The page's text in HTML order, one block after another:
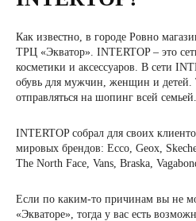
Как известно, в городе Ровно
ТРЦ «Экватор». INTERTOP – это
косметики и аксессуаров. В сети
обувь для мужчин, женщин и детей.
отправляться на шопинг всей семьей.
INTERTOP собрал для своих
мировых брендов: Ecco, Geox,
The North Face, Vans, Braska,
Если по каким-то причинам вы не
«Экваторе», тогда у вас есть